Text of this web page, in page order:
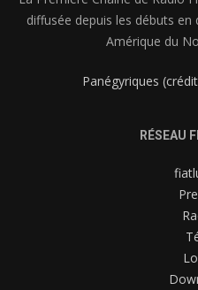
diffusée depuis les débuts en
Amérique du
Panégyriques
RÉSEAU